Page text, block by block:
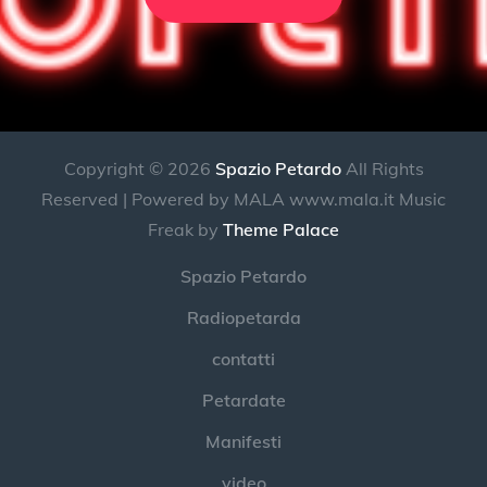
Copyright © 2026 Spazio PetardoAll Rights
Reserved | Powered by MALA www.mala.it Music
Freak by Theme Palace
Spazio Petardo
Radiopetarda
contatti
Petardate
Manifesti
video